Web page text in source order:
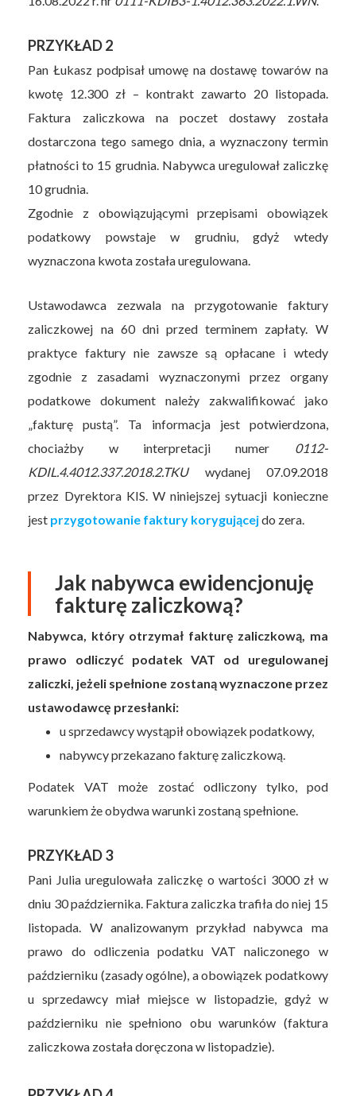
PRZYKŁAD 2
Pan Łukasz podpisał umowę na dostawę towarów na
kwotę 12.300 zł – kontrakt zawarto 20 listopada.
Faktura zaliczkowa na poczet dostawy została
dostarczona tego samego dnia, a wyznaczony termin
płatności to 15 grudnia. Nabywca uregulował zaliczkę
10 grudnia.
Zgodnie z obowiązującymi przepisami obowiązek
podatkowy powstaje w grudniu, gdyż wtedy
wyznaczona kwota została uregulowana.
Ustawodawca zezwala na przygotowanie faktury
zaliczkowej na 60 dni przed terminem zapłaty. W
praktyce faktury nie zawsze są opłacane i wtedy
zgodnie z zasadami wyznaczonymi przez organy
podatkowe dokument należy zakwalifikować jako
„fakturę pustą”. Ta informacja jest potwierdzona,
chociażby w interpretacji numer 0112-
KDIL.4.4012.337.2018.2.TKUwydanej 07.09.2018
przez Dyrektora KIS. W niniejszej sytuacji konieczne
jest przygotowanie faktury korygującejdo zera.
Jak nabywca ewidencjonuję
fakturę zaliczkową?
Nabywca, który otrzymał fakturę zaliczkową, ma
prawo odliczyć podatek VAT od uregulowanej
zaliczki, jeżeli spełnione zostaną wyznaczone przez
ustawodawcę przesłanki:
u sprzedawcy wystąpił obowiązek podatkowy,
nabywcy przekazano fakturę zaliczkową.
Podatek VAT może zostać odliczony tylko, pod
warunkiem że obydwa warunki zostaną spełnione.
PRZYKŁAD 3
Pani Julia uregulowała zaliczkę o wartości 3000 zł w
dniu 30 października. Faktura zaliczka trafiła do niej 15
listopada. W analizowanym przykład nabywca ma
prawo do odliczenia podatku VAT naliczonego w
październiku (zasady ogólne), a obowiązek podatkowy
u sprzedawcy miał miejsce w listopadzie, gdyż w
październiku nie spełniono obu warunków (faktura
zaliczkowa została doręczona w listopadzie).